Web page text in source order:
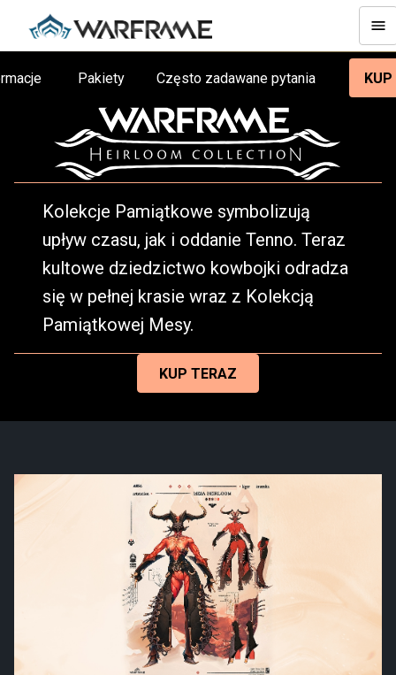
Pakiety Często zadawane pytania
Kolekcje Pamiątkowe symbolizują
upływ czasu, jak i oddanie Tenno. Teraz
kultowe dziedzictwo kowbojki odradza
się w pełnej krasie wraz z Kolekcją
Pamiątkowej Mesy.
KUP TERAZ